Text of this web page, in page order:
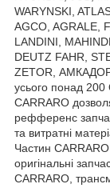
WARYNSKI,
AGCO, AGRALE,
LANDINI,
DEUTZ FAHR,
ZETOR,
усього понад 200
CARRARO
рефференс
та витратні
Частин CARRARO
оригінальні
CARRARO,